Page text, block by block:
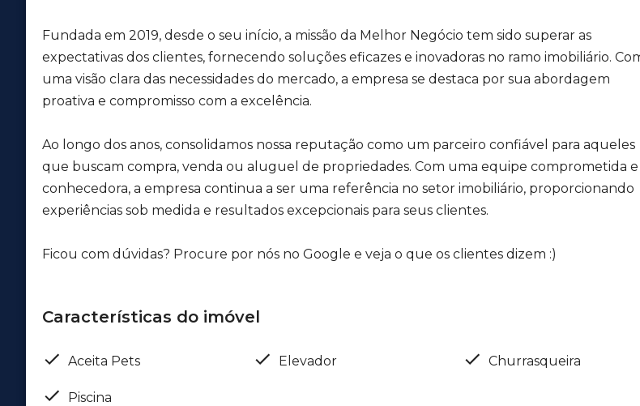
Fundada em 2019, desde o seu início, a missão da Melhor Negócio tem sido superar as
expectativas dos clientes, fornecendo soluções eficazes e inovadoras no ramo imobiliário.
uma visão clara das necessidades do mercado, a empresa se destaca por sua abordagem
proativa e compromisso com a excelência.
Ao longo dos anos, consolidamos nossa reputação como um parceiro confiável para aqueles
que buscam compra, venda ou aluguel de propriedades. Com uma equipe comprometida e
conhecedora, a empresa continua a ser uma referência no setor imobiliário, proporcionando
experiências sob medida e resultados excepcionais para seus clientes.
Ficou com dúvidas? Procure por nós no Google e veja o que os clientes dizem :)
Características do imóvel
Aceita Pets Elevador Churrasqueira
Piscina